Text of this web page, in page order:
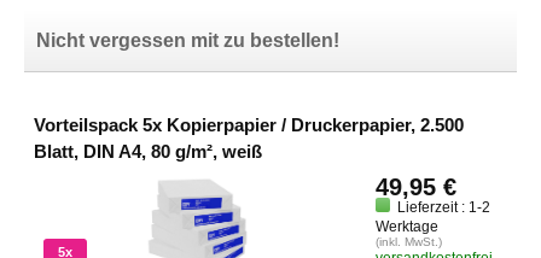
Nicht vergessen mit zu bestellen!
Vorteilspack 5x Kopierpapier / Druckerpapier, 2.500
Blatt, DIN A4, 80 g/m², weiß
5x
49,95 €
Lieferzeit : 1-2
Werktage
(inkl. MwSt.)